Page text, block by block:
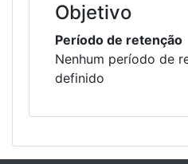
Objetivo
Período de retenção
Nenhum período de
definido